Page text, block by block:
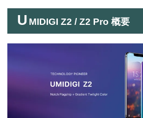
U MIDIGI Z2 / Z2 Pro 概要